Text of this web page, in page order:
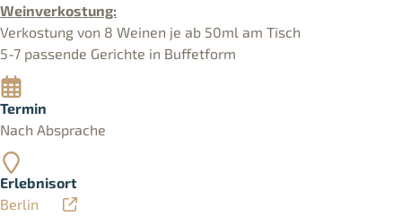
Weinverkostung:
Verkostung von 8 Weinen je ab 50ml am Tisch
5-7 passende Gerichte in Buffetform
Termin
Nach Absprache
Erlebnisort
Berlin